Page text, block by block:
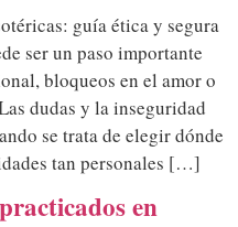
guía ética y segura
ser un paso importante
bloqueos en el amor o
dudas y la inseguridad
se trata de elegir dónde
tan personales […]
en